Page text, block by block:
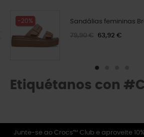
-20% Sandálias femininas
79,90 € 63,92 €
Etiquétanos con
Junte-se ao Crocs™ Club e aproveite